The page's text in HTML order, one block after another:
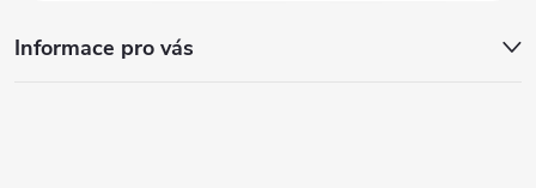
Informace pro vás